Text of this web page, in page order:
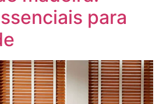
para